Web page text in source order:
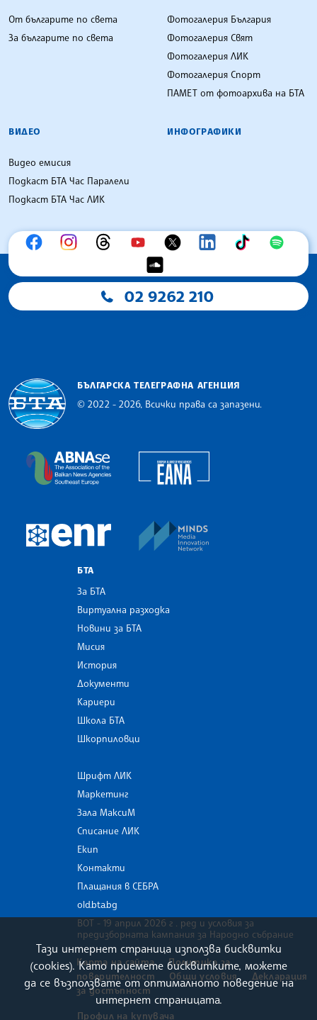
От българите по света
За българите по света
Фотогалерия България
Фотогалерия Свят
Фотогалерия ЛИК
Фотогалерия Спорт
ПАМЕТ от фотоархива на БТА
ВИДЕО
Видео емисия
Подкаст БТА Час Паралели
Подкаст БТА Час ЛИК
ИНФОГРАФИКИ
02 9262 210
БЪЛГАРСКА ТЕЛЕГРАФНА АГЕНЦИЯ
© 2022 - 2026, Всички права са запазени.
The Assocoation of the Balkan News Agencies
European Newsroom
БТА
За БТА
Виртуална разходка
Новини за БТА
Мисия
История
Документи
Кариери
Школа БТА
Шкорпиловци
Шрифт ЛИК
Маркетинг
Зала МаксиМ
Списание ЛИК
Екип
Контакти
Плащания в СЕБРА
old.bta.bg
ВОТ - 19 април 2026 г . ред и условия за
предизборната кампания за Народно събрание
Карта на сайта
Политика за
поверителност
Общи условия
Декларация
за достъпност
Профил на купувача
Тази интернет страница използва бисквитки
(cookies). Като приемете бисквитките, можете
да се възползвате от оптималното поведение на
интернет страницата.